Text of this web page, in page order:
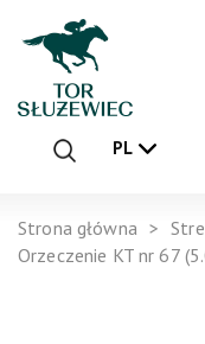
PL
Strona główna
Orzeczenie KT nr 67